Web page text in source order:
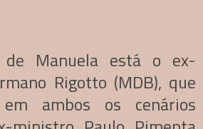
de Manuela está o ex-
Rigotto (MDB), que
ambos os cenários